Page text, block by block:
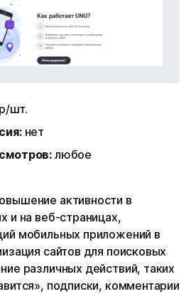
шт.
нет
любое
активности в
и на веб-страницах,
мобильных приложений в
сайтов для поисковых
различных действий, таких
подписки, комментарии